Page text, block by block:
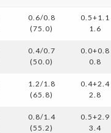
0.6/0.8
(75.0)
0.5+1.1
1.6
0.4/0.7
(50.0)
0.0+0.8
0.8
1.2/1.8
(65.8)
0.4+2.4
2.8
0.8/1.4
(55.2)
0.5+2.9
3.4